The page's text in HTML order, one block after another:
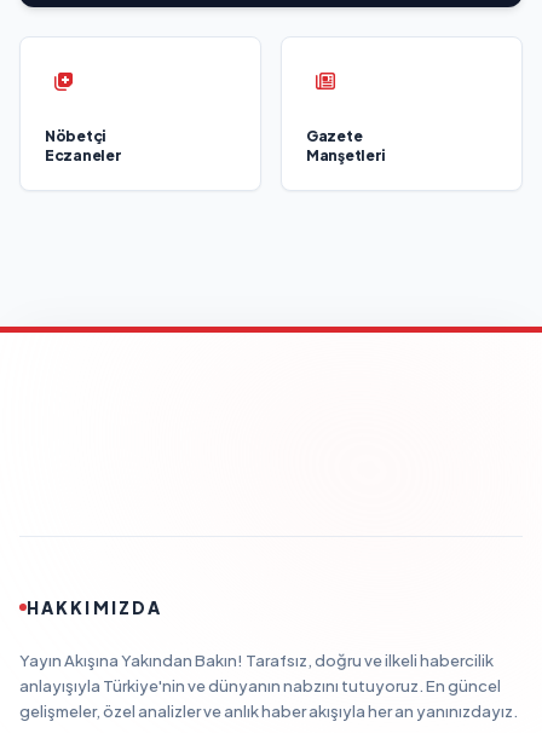
Nöbetçi
Eczaneler
Gazete
Manşetleri
HAKKIMIZDA
Yayın Akışına Yakından Bakın! Tarafsız, doğru ve ilkeli habercilik
anlayışıyla Türkiye'nin ve dünyanın nabzını tutuyoruz. En güncel
gelişmeler, özel analizler ve anlık haber akışıyla her an yanınızdayız.